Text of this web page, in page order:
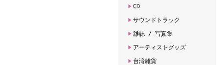
CD
サウンドトラック
雑誌 / 写真集
アーティストグッズ
台湾雑貨